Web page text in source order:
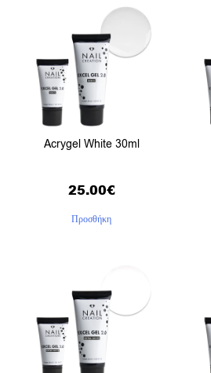
Acrygel White 30ml
25.00€
Προσθήκη